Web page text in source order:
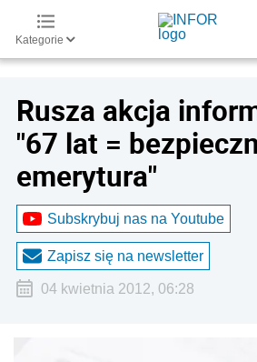
Kategorie
Rusza akcja
"67 lat =
emerytura"
Subskrybuj nas na Youtube
Zapisz się na newsletter
04 kwietnia 2012, 06:28